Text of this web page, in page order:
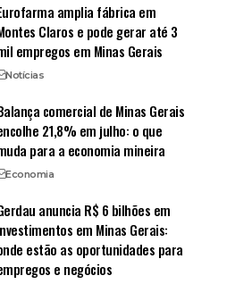
amplia fábrica em
Claros e pode gerar até 3
empregos em Minas Gerais
Notícias
comercial de Minas Gerais
21,8% em julho: o que
para a economia mineira
Economia
anuncia R$ 6 bilhões em
em Minas Gerais:
estão as oportunidades para
e negócios